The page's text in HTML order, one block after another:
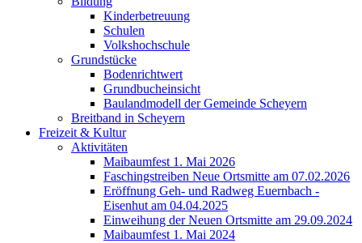
Kinderbetreuung
Schulen
Volkshochschule
Grundstücke
Bodenrichtwert
Grundbucheinsicht
Baulandmodell der Gemeinde Scheyern
Breitband in Scheyern
Freizeit & Kultur
Aktivitäten
Maibaumfest 1. Mai 2026
Faschingstreiben Neue Ortsmitte am 07.02.2026
Eröffnung Geh- und Radweg Euernbach -
Eisenhut am 04.04.2025
Einweihung der Neuen Ortsmitte am 29.09.2024
Maibaumfest 1. Mai 2024